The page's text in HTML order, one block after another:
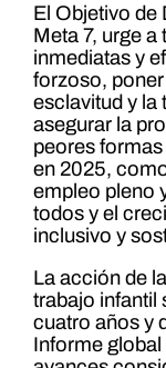
El Objetivo de
Meta 7, urge
inmediatas y
forzoso,
esclavitud y la
asegurar la
peores
en 2025,
empleo pleno
todos y el
inclusivo y
La acción de
trabajo infantil
cuatro años y
Informe